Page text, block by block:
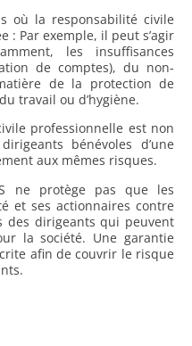
où la responsabilité civile
: Par exemple, il peut s’agir
les insuffisances
de comptes), du non-
de la protection de
travail ou d’hygiène.
professionnelle est non
bénévoles d’une
aux mêmes risques.
ne protège pas que les
et ses actionnaires contre
des dirigeants qui peuvent
la société. Une garantie
afin de couvrir le risque